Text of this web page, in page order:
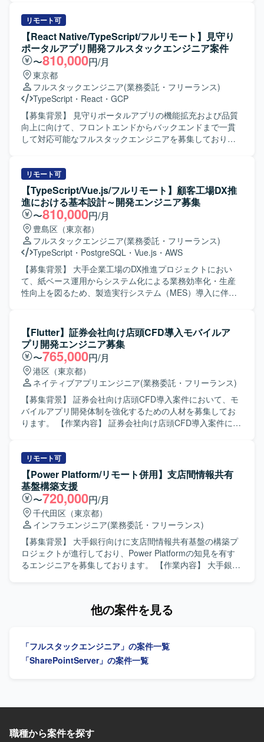
いただきます。 具体的には、自治体向け健康管理アプリの
Web／Androidアプリ開発、サイネージ受付システムの
Androidアプリ開発、PHP／Node.jsを用いたバックエン
ド・Webシステム開発、KotlinによるAndroidネイティブア
プリ開発、REST API連携やDB設計、管理画面開発、UI/UX
改善、機能追加・改修対応、iOS／Web／サーバーサイドと
の仕様調整・連携開発、Firebaseやクラウドサービスを利
用したアプリ連携、保守運用や障害調査、パフォーマンス
改善対応などを行っていただきます。 【求める人物像】 フ
ロントエンドからバックエンドまで幅広い領域に対して主
体的にキャッチアップしながら取り組める方を求めていま
しいです。 【ポジションの魅力】 WebとAndroidネイティ
ブ双方の開発に携わることで、フルスタック寄りのスキル
を身につけることができます。自治体やヘルスケア領域な
ど社会貢献性の高いプロダクトに関わりながら、設計から
運用まで一連の開発プロセスを経験できる環境です。 【開
発環境】 Kotlinを中心としたAndroidネイティブアプリ開発
に加え、PHP／Node.jsによるバックエンド開発、MySQL／
PostgreSQLなどのRDBを用いたシステム構成です。Gitを用
いたチーム開発を行い、Firebaseや各種クラウドサービス
と連携したアプリケーション開発を実施しています。
リモート可
【React Native/TypeScript/フルリモート】見守り
ポータルアプリ開発フルスタックエンジニア案件
〜810,000円/月
東京都
フルスタックエンジニア(業務委託・フリーランス)
TypeScript ・ React ・ GCP
【募集背景】 見守りポータルアプリの機能拡充および品質
向上に向けて、フロントエンドからバックエンドまで一貫
して対応可能なフルスタックエンジニアを募集しておりま
リのフロントエンド実装を中心に、UI改善や新機能実装を
行っていただきます。 Honoを用いたAPIおよびサーバーサ
イドの設計・開発を行っていただきます。 データベース設
計およびGoogle Cloud環境との連携実装を担当していただ
きます。 非機能要件（パフォーマンス・セキュリティ等）
の検討や見積もりを行っていただきます。 テストコードの
実装および品質保証業務を通じて、安定したサービス提供
に貢献していただきます。 【求める人物像】 フロントエン
ドからバックエンドまで主体的にキャッチアップしなが
ら、サービス全体の品質向上に取り組んでいただける方を
求めております。 AIツールを活用しつつも、設計や品質に
ることで、フルスタックとして広い技術領域に携わること
ができます。 非機能要件や品質保証にも深く関わるため、
サービスグロースと技術的チャレンジの両方を経験してい
ただけます。 【開発環境】 React NativeおよびExpoを用い
たネイティブアプリ開発環境です。 HonoとTypeScriptを用
いたAPI・サーバーサイド開発環境です。 Google Cloud
Platform上でのシステム構成およびデータベース連携環境で
す。 テストコードやE2Eテストツールを用いた自動テスト
環境が整備されております。
リモート可
【TypeScript/Vue.js/フルリモート】顧客工場DX推
進における基本設計～開発エンジニア募集
〜810,000円/月
豊島区（東京都）
フルスタックエンジニア(業務委託・フリーランス)
TypeScript ・ PostgreSQL ・ Vue.js ・ AWS
【募集背景】 大手企業工場のDX推進プロジェクトにおい
て、紙ベース運用からシステム化による業務効率化・生産
性向上を図るため、製造実行システム（MES）導入に伴う
だきます。製造実行システム（MES）導入フェーズにおけ
る基本設計からテストまでの工程を担当し、必要に応じて
顧客との打合せにも参加いただきます。既に参画している
PM/PLおよびBPメンバーと連携しながら、現場帳票の業務
を理解したうえでシステム要件への落とし込みや実装を進
めていただきます。 【求める人物像】 製造業の業務や現場
帳票の役割を理解しながら、自ら主体的に課題を整理し提
案・実装までつなげられる方を求めております。チームメ
ンバーや顧客と円滑にコミュニケーションを取りつつ、基
模プロジェクトに参画でき、MES導入や現場帳票のシステ
ム化といった上流から一連の工程に関わることができま
す。プロジェクトにはPM/PLやBPメンバーが複数参画して
おり、フォロー体制の中で製造業向けシステム開発の知見
やスキルを体系的に習得できる環境です。 【開発環境】 フ
ロントエンドはTypeScript（JavaScript）とVue.js、バック
エンドはTypeScript（JavaScript）とNode.jsを用い、デー
タベースにPostgreSQL、インフラにAWSを利用した構成と
なっております。
【Flutter】証券会社向け店頭CFD導入モバイルア
プリ開発エンジニア募集
〜765,000円/月
港区（東京都）
ネイティブアプリエンジニア(業務委託・フリーランス)
【募集背景】 証券会社向け店頭CFD導入案件において、モ
バイルアプリ開発体制を強化するための人材を募集してお
ります。 【作業内容】 証券会社向け店頭CFD導入案件にお
ランチ運用など、一連の開発フローに沿って作業していた
だきます。チームメンバーとコミュニケーションを取りな
がら、課題の抽出や解決にも取り組んでいただきます。
【求める人物像】 モバイルアプリ開発に主体的に取り組
み、チーム内でのコミュニケーションを大切にしながら課
題解決ができる方を求めております。金融やCFDなどのド
メイン知識習得にも前向きに取り組んでいただける方です
と望ましいです。 【ポジションの魅力】 金融業界向けの店
頭CFDサービス導入という専門性の高い分野に携わること
ができ、Flutter によるモバイルアプリ開発の経験を深めて
としたモバイルアプリ開発環境にて、Git を用いたソースコ
リモート可
【Power Platform/リモート併用】支店間情報共有
基盤構築支援
〜720,000円/月
千代田区（東京都）
インフラエンジニア(業務委託・フリーランス)
【募集背景】 大手銀行向けに支店間情報共有基盤の構築プ
ロジェクトが進行しており、Power Platformの知見を有す
るエンジニアを募集しております。 【作業内容】 大手銀行
SharePointベースで実装した際に大量アクセスにより問題
る専門性を活かしつつ、顧客とコミュニケーションを取り
ながら要件や懸念点を整理し、自律的に設計や検証を進め
盤構築に上流工程から関わることができ、Power Platform
とができます。大量アクセスを想定した基盤の検証や改善
他の案件を見る
「フルスタックエンジニア」の案件一覧
「SharePointServer」の案件一覧
職種から案件を探す